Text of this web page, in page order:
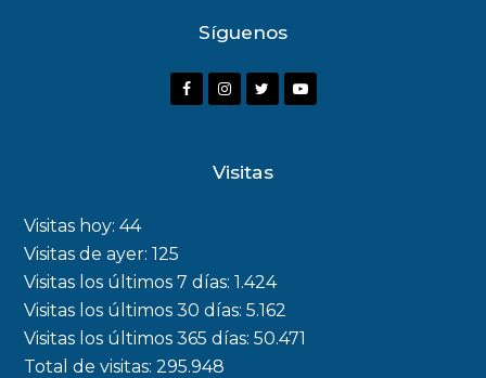
Síguenos
F
o
k
I
a
m
r
Y
Visitas
Visitas hoy:44
Visitas de ayer:125
Visitas los últimos 7 días:1.424
Visitas los últimos 30 días:5.162
Visitas los últimos 365 días:50.471
Total de visitas:295.948